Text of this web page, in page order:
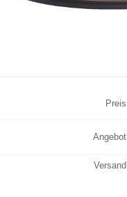
Preis
Angebot
Versand